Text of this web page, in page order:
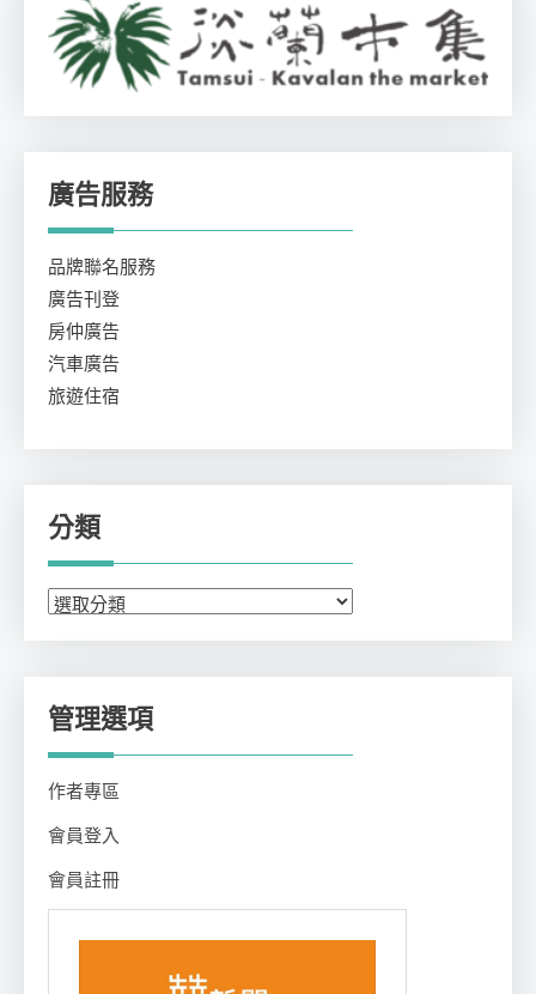
廣告服務
品牌聯名服務
廣告刊登
房仲廣告
汽車廣告
旅遊住宿
分類
分
管理選項
作者專區
會員登入
會員註冊